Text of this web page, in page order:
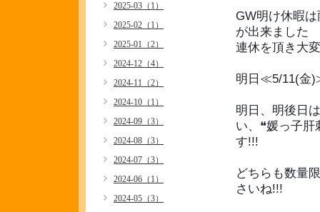
GW明け休暇
が出来ました
連休を頂き大
明日≪5/11(金
明日、明後日
い、❝媛っ子肝
す!!!
どちらも数量
さいね!!!
2025-03（1）
2025-02（1）
2025-01（2）
2024-12（4）
2024-11（2）
2024-10（1）
2024-09（3）
2024-08（3）
2024-07（3）
2024-06（1）
2024-05（3）